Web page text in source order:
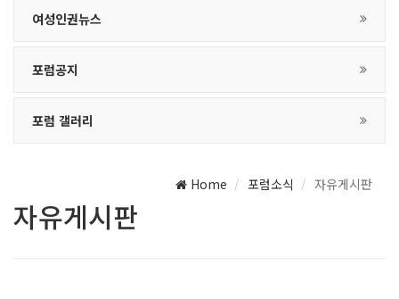
여성인권뉴스
포럼공지
포럼 갤러리
Home 포럼소식 자유게시판
자유게시판